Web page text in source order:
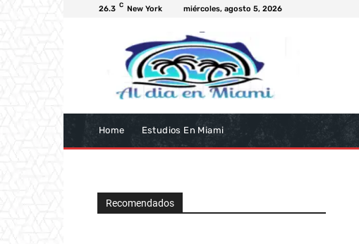
26.3 C New York miércoles, agosto 5, 2026
Home Estudios En Miami
Recomendados